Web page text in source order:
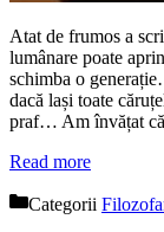
Atat de frumos a
lumânare poate
schimba o
dacă lași toate
praf… Am învățat
Read more
Categorii